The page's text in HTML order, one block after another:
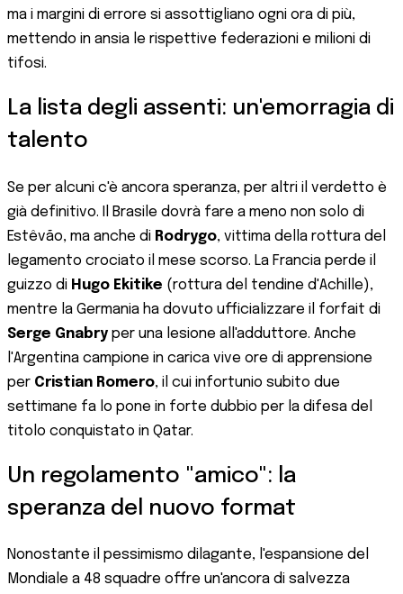
ma i margini di errore si assottigliano ogni ora di più,
mettendo in ansia le rispettive federazioni e milioni di
tifosi.
La lista degli assenti: un'emorragia di
talento
Se per alcuni c'è ancora speranza, per altri il verdetto è
già definitivo. Il Brasile dovrà fare a meno non solo di
Estêvão, ma anche di Rodrygo, vittima della rottura del
legamento crociato il mese scorso. La Francia perde il
guizzo di Hugo Ekitike (rottura del tendine d'Achille),
mentre la Germania ha dovuto ufficializzare il forfait di
Serge Gnabry per una lesione all'adduttore. Anche
l'Argentina campione in carica vive ore di apprensione
per Cristian Romero, il cui infortunio subito due
settimane fa lo pone in forte dubbio per la difesa del
titolo conquistato in Qatar.
Un regolamento "amico": la
speranza del nuovo format
Nonostante il pessimismo dilagante, l'espansione del
Mondiale a 48 squadre offre un'ancora di salvezza